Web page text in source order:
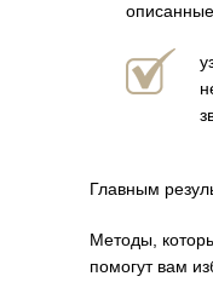
Главным
Методы,
помогут вам